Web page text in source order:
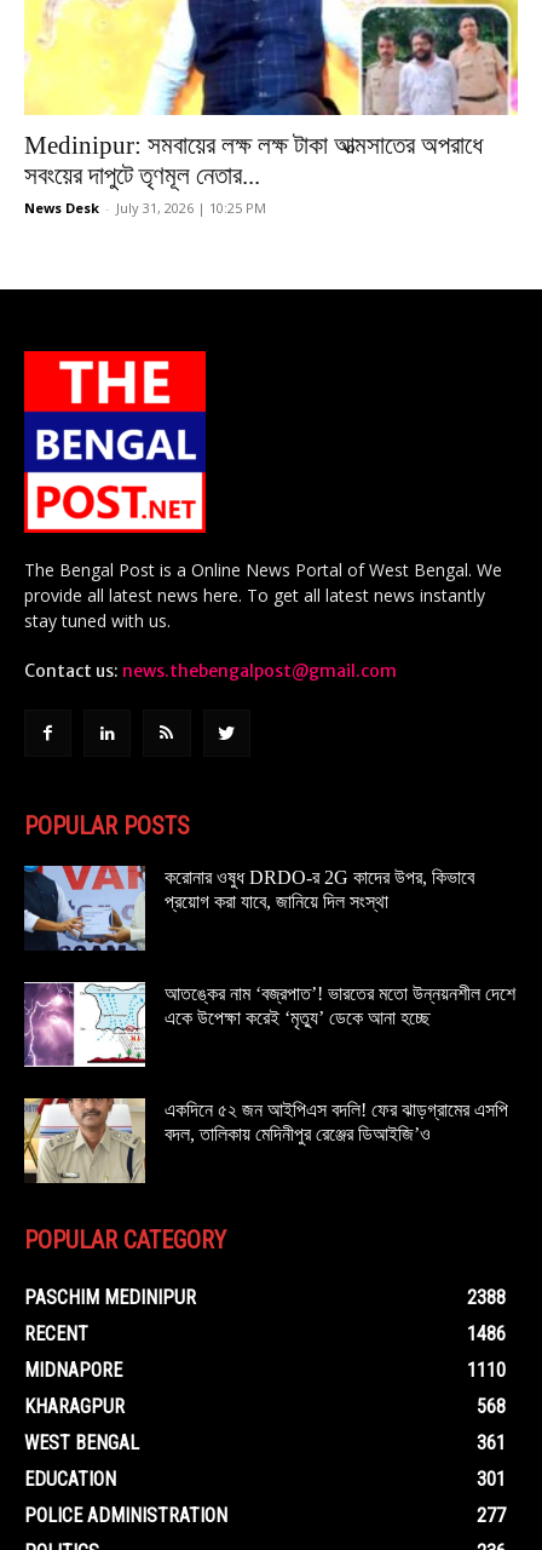
Medinipur: সমবায়ের লক্ষ লক্ষ টাকা আত্মসাতের অপরাধে
সবংয়ের দাপুটে তৃণমূল নেতার...
News Desk - July 31, 2026 | 10:25 PM
The Bengal Post is a Online News Portal of West Bengal. We
provide all latest news here. To get all latest news instantly
stay tuned with us.
Contact us: news.thebengalpost@gmail.com
POPULAR POSTS
করোনার ওষুধ DRDO-র 2G কাদের উপর, কিভাবে
প্রয়োগ করা যাবে, জানিয়ে দিল সংস্থা
আতঙ্কের নাম ‘বজ্রপাত’! ভারতের মতো উন্নয়নশীল দেশে
একে উপেক্ষা করেই ‘মৃত্যু’ ডেকে আনা হচ্ছে
একদিনে ৫২ জন আইপিএস বদলি! ফের ঝাড়গ্রামের এসপি
বদল, তালিকায় মেদিনীপুর রেঞ্জের ডিআইজি’ও
POPULAR CATEGORY
PASCHIM MEDINIPUR
2388
RECENT
1486
MIDNAPORE
1110
KHARAGPUR
568
WEST BENGAL
361
EDUCATION
301
POLICE ADMINISTRATION
277